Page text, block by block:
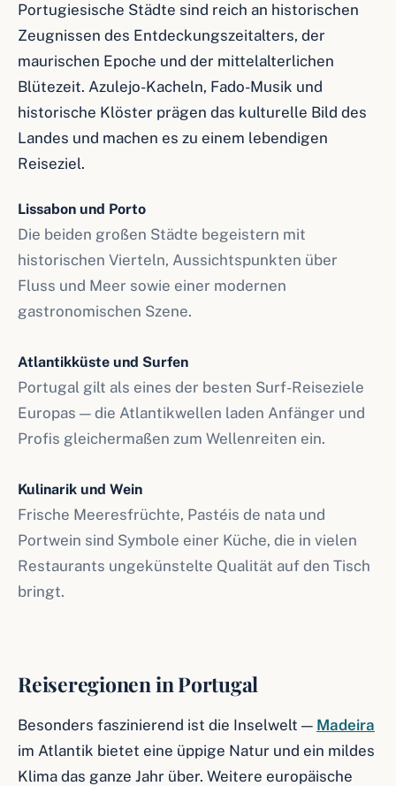
Portugiesische Städte sind reich an historischen
Zeugnissen des Entdeckungszeitalters, der
maurischen Epoche und der mittelalterlichen
Blütezeit. Azulejo-Kacheln, Fado-Musik und
historische Klöster prägen das kulturelle Bild des
Landes und machen es zu einem lebendigen
Reiseziel.
Lissabon und Porto
Die beiden großen Städte begeistern mit
historischen Vierteln, Aussichtspunkten über
Fluss und Meer sowie einer modernen
gastronomischen Szene.
Atlantikküste und Surfen
Portugal gilt als eines der besten Surf-Reiseziele
Europas — die Atlantikwellen laden Anfänger und
Profis gleichermaßen zum Wellenreiten ein.
Kulinarik und Wein
Frische Meeresfrüchte, Pastéis de nata und
Portwein sind Symbole einer Küche, die in vielen
Restaurants ungekünstelte Qualität auf den Tisch
bringt.
Reiseregionen in Portugal
Besonders faszinierend ist die Inselwelt — Madeira
im Atlantik bietet eine üppige Natur und ein mildes
Klima das ganze Jahr über. Weitere europäische